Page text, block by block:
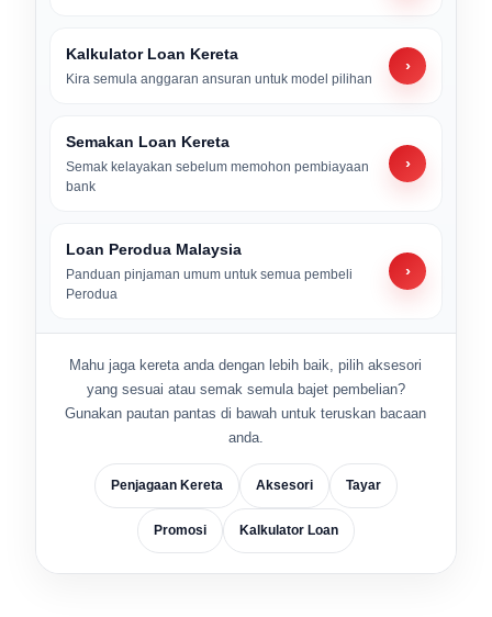
Kalkulator Loan Kereta
Kira semula anggaran ansuran untuk model pilihan
›
Semakan Loan Kereta
Semak kelayakan sebelum memohon pembiayaan
bank
›
Loan Perodua Malaysia
Panduan pinjaman umum untuk semua pembeli
Perodua
›
Mahu jaga kereta anda dengan lebih baik, pilih aksesori
yang sesuai atau semak semula bajet pembelian?
Gunakan pautan pantas di bawah untuk teruskan bacaan
anda.
Penjagaan Kereta Aksesori Tayar
Promosi Kalkulator Loan